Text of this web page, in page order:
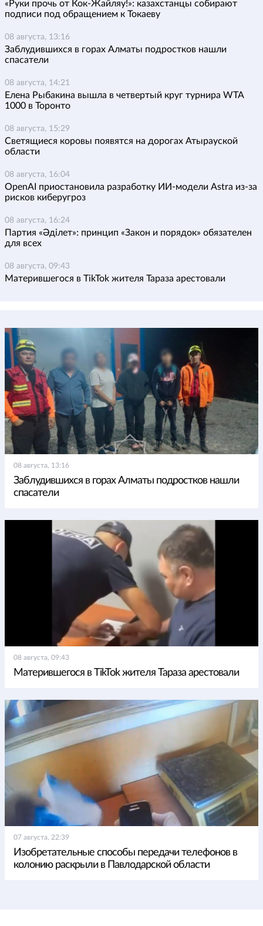
«Руки прочь от Кок-Жайляу!»: казахстанцы собирают
подписи под обращением к Токаеву
08 августа, 13:16
Заблудившихся в горах Алматы подростков нашли
спасатели
08 августа, 14:21
Елена Рыбакина вышла в четвертый круг турнира WTA
1000 в Торонто
08 августа, 15:29
Светящиеся коровы появятся на дорогах Атырауской
области
08 августа, 16:04
OpenAI приостановила разработку ИИ-модели Astra из-за
рисков киберугроз
08 августа, 16:24
Партия «Әділет»: принцип «Закон и порядок» обязателен
для всех
08 августа, 09:43
Матерившегося в TikTok жителя Тараза арестовали
08 августа, 13:16
Заблудившихся в горах Алматы подростков нашли
спасатели
08 августа, 09:43
Матерившегося в TikTok жителя Тараза арестовали
07 августа, 22:39
Изобретательные способы передачи телефонов в
колонию раскрыли в Павлодарской области